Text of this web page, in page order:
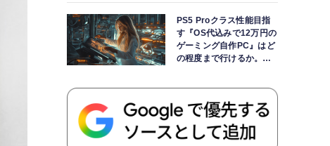
PS5 Proクラス性能目指
す『OS代込みで12万円の
ゲーミング自作PC』はど
の程度まで行けるか。